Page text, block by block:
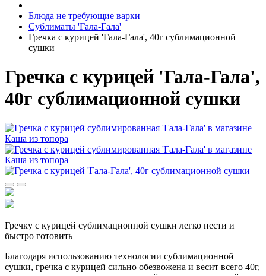
Блюда не требующие варки
Сублиматы 'Гала-Гала'
Гречка с курицей 'Гала-Гала', 40г сублимационной
сушки
Гречка с курицей 'Гала-Гала',
40г сублимационной сушки
Гречку с курицей сублимационной сушки легко нести и
быстро готовить
Благодаря использованию технологии сублимационной
сушки, гречка с курицей сильно обезвожена и весит всего 40г,